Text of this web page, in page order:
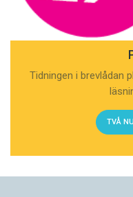
Tidningen i brevlådan
TVÅ